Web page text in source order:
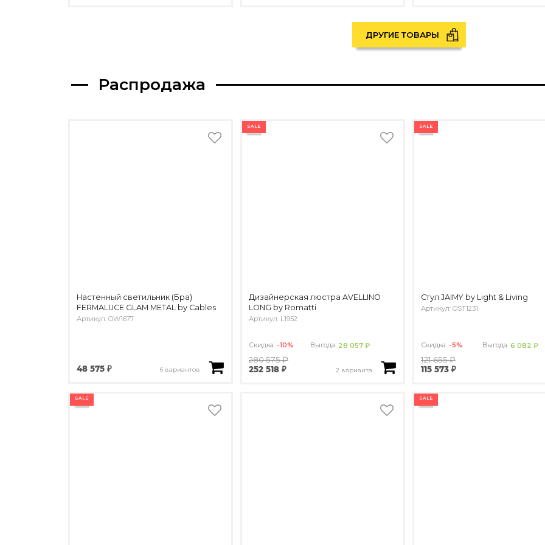
ДРУГИЕ ТОВАРЫ
Распродажа
Настенный светильник (Бра)
FERMALUCE GLAM METAL by Cables
Артикул: OW1677
48 575 ₽ 6 вариантов
SALE
Дизайнерская люстра AVELLINO
LONG by Romatti
Артикул: L1952
Скидка: -10% Выгода: 28 057 ₽
280 575 ₽
252 518 ₽
2 варианта
SALE
Стул JAIMY by Light & Living
Артикул: OST1231
Скидка: -5% Выгода:6 082 ₽
121 655 ₽
115 573 ₽
SALE SALE